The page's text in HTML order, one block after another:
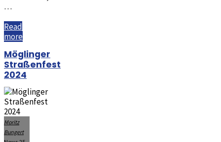
…
Read
more"Jubiläumsfeier:
Jahre
Skizunft
Möglingen"
Möglinger
Straßenfest
2024
Moritz
Bungert